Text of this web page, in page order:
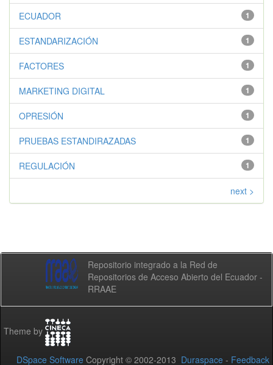
1
ECUADOR
1
ESTANDARIZACIÓN
1
FACTORES
1
MARKETING DIGITAL
1
OPRESIÓN
1
PRUEBAS ESTANDIRAZADAS
1
REGULACIÓN
next >
Repositorio integrado a la Red de
Repositorios de Acceso Abierto del Ecuador -
RRAAE
Theme by
DSpace Software Copyright © 2002-2013 Duraspace - Feedback